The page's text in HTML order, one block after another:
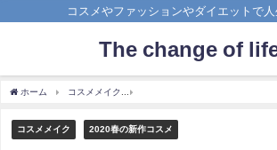
コスメやファッションやダイエットで
The change of
ホーム コスメメイク
コスメメイク 2020春の新作コスメ